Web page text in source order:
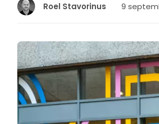
Roel Stavorinus 9